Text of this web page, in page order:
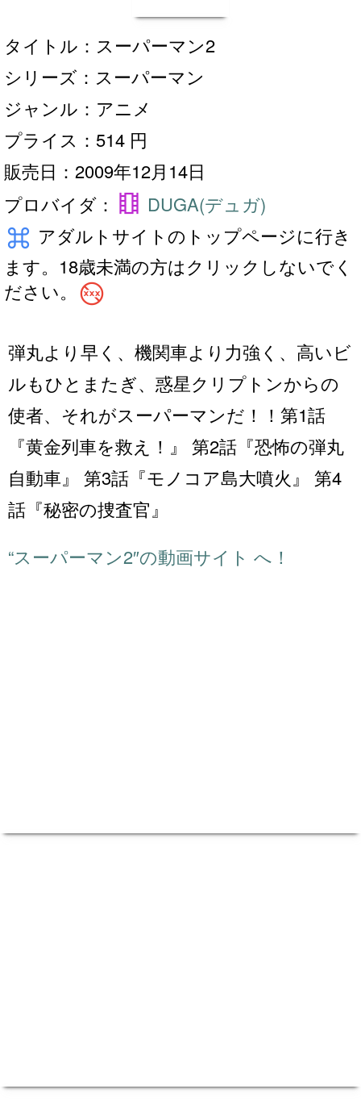
タイトル：スーパーマン2
シリーズ：スーパーマン
ジャンル：アニメ
プライス：514 円
販売日：2009年12月14日
プロバイダ： theaters DUGA(デュガ)
keyboard_command_key アダルトサイトのトップページに行き
ます。18歳未満の方はクリックしないでく
ださい。 no_adult_content
弾丸より早く、機関車より力強く、高いビ
ルもひとまたぎ、惑星クリプトンからの
使者、それがスーパーマンだ！！第1話
『黄金列車を救え！』 第2話『恐怖の弾丸
自動車』 第3話『モノコア島大噴火』 第4
話『秘密の捜査官』
“スーパーマン2″の動画サイト へ！